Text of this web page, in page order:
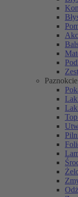
Paznokcie